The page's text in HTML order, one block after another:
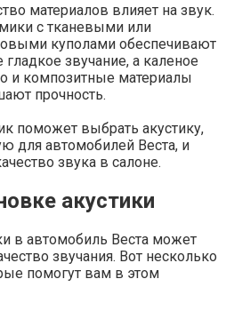
материалов влияет на звук.
с тканевыми или
куполами обеспечивают
гладкое звучание, а каленое
и композитные материалы
прочность.
поможет выбрать акустику,
для автомобилей Веста, и
звука в салоне.
акустики
в автомобиль Веста может
звучания. Вот несколько
помогут вам в этом